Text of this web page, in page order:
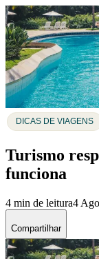
DICAS DE VIAGENS
Turismo
funciona
4 min de leitura4
Compartilhar